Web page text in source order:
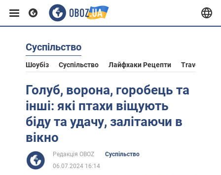
Європа
США
Африка
Суспільство
Шоубіз Суспільство Лайфхаки Рецепти Travel
Голуб, ворона, горобець та
інші: які птахи віщують
біду та удачу, залітаючи в
вікно
Редакція OBOZ
Суспільство
06.07.2024 16:14